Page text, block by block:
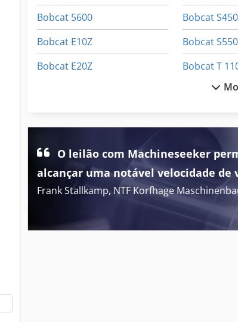
Bobcat 5600
Bobcat E10Z
Bobcat E20Z
Bobcat S450
Bobcat S550
Bobcat T
Bobcat T
Bobcat T
O leilão com Machineseeker
alcançar uma notável velocidade de
Frank Stallkamp, NTF Korfhage